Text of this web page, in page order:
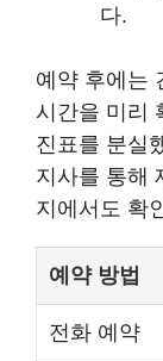
다.
예약 후에는
시간을 미리
진표를 분실
지사를 통해
지에서도 확
예약 방법
전화 예약